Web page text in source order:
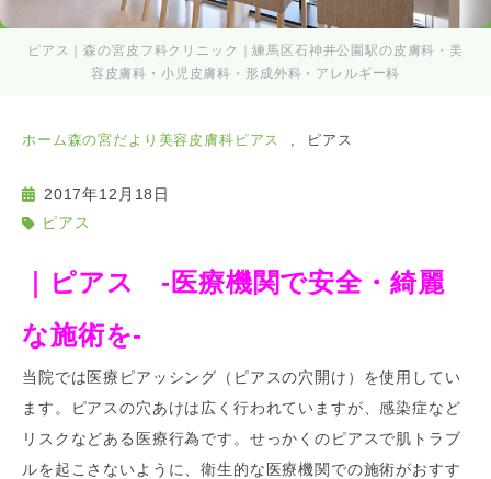
ピアス｜森の宮皮フ科クリニック｜練馬区石神井公園駅の皮膚科・美
容皮膚科・小児皮膚科・形成外科・アレルギー科
ホーム森の宮だより 美容皮膚科 ピアス ピアス
2017年12月18日
ピアス
｜ピアス -医療機関で安全・綺麗
な施術を-
当院では医療ピアッシング（ピアスの穴開け）を使用してい
ます。ピアスの穴あけは広く行われていますが、感染症など
リスクなどある医療行為です。せっかくのピアスで肌トラブ
ルを起こさないように、衛生的な医療機関での施術がおすす